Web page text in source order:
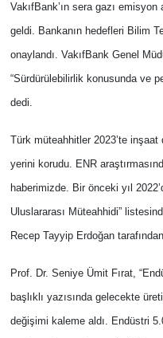
VakıfBank’ın sera gazı
geldi. Bankanın hedefleri Bilim
onaylandı. VakıfBank Genel
“Sürdürülebilirlik konusunda ve
dedi.
Türk müteahhitler 2023’te
yerini korudu. ENR
haberimizde. Bir önceki yıl
Uluslararası Müteahhidi”
Recep Tayyip Erdoğan
Prof. Dr. Seniye Ümit Fırat,
başlıklı yazısında gelecekte
değişimi kaleme aldı. Endüstri